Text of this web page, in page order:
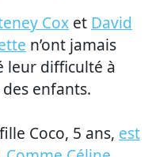
Cox et David
n’ont jamais
leur difficulté à
enfants.
Coco, 5 ans, est